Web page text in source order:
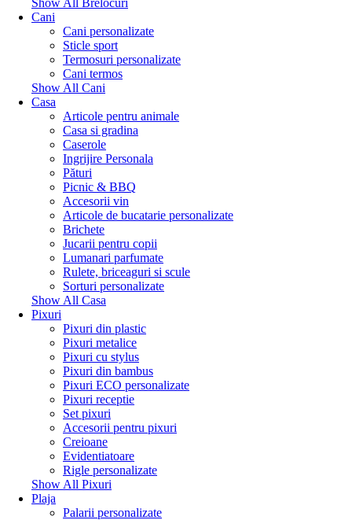
Show All Brelocuri
Cani
Cani personalizate
Sticle sport
Termosuri personalizate
Cani termos
Show All Cani
Casa
Articole pentru animale
Casa si gradina
Caserole
Ingrijire Personala
Pături
Picnic & BBQ
Accesorii vin
Articole de bucatarie personalizate
Brichete
Jucarii pentru copii
Lumanari parfumate
Rulete, briceaguri si scule
Sorturi personalizate
Show All Casa
Pixuri
Pixuri din plastic
Pixuri metalice
Pixuri cu stylus
Pixuri din bambus
Pixuri ECO personalizate
Pixuri receptie
Set pixuri
Accesorii pentru pixuri
Creioane
Evidentiatoare
Rigle personalizate
Show All Pixuri
Plaja
Palarii personalizate